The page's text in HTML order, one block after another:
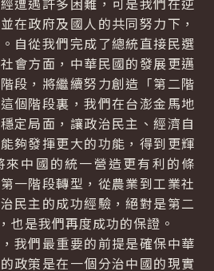
在政府及國人的共同努力下，
自從我們完成了總統直接民選
會方面，中華民國的發展更邁
段，將繼續努力創造「第二階
個階段裏，我們在台澎金馬地
定局面，讓政治民主、經濟自
夠發揮更大的功能，得到更輝
中國的統一營造更有利的條
一階段轉型，從農業到工業社
民主的成功經驗，絕對是第二
也是我們再度成功的保證。
們最重要的前提是確保中華
政策是在一個分治中國的現實